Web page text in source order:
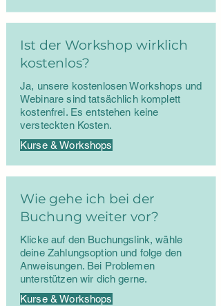
Ist der Workshop wirklich
kostenlos?
Ja, unsere kostenlosen Workshops und
Webinare sind tatsächlich komplett
kostenfrei. Es entstehen keine
versteckten Kosten.
Kurse & Workshops
Wie gehe ich bei der
Buchung weiter vor?
Klicke auf den Buchungslink, wähle
deine Zahlungsoption und folge den
Anweisungen. Bei Problemen
unterstützen wir dich gerne.
Kurse & Workshops